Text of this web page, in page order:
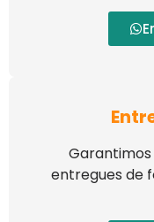
Garantimos
entregues de